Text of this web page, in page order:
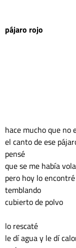
pájaro rojo
hace mucho que no
el canto de ese
pensé
que se me había
pero hoy lo
temblando
cubierto de polvo
lo rescaté
le dí agua y le dí